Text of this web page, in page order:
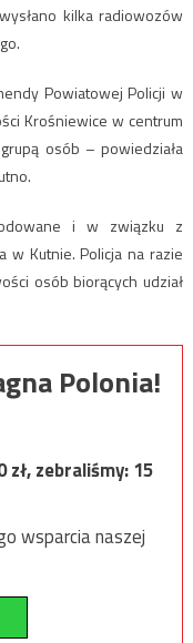
kilka radiowozów
Powiatowej Policji w
Krośniewice w centrum
osób – powiedziała
i w związku z
w Kutnie. Policja na razie
osób biorących udział
Polonia!
zł, zebraliśmy:15
wsparcia naszej